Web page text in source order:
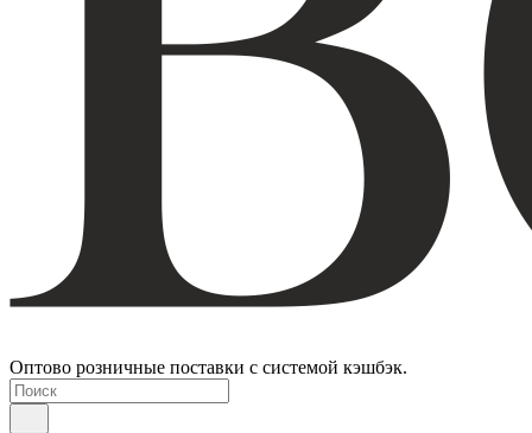
Оптово розничные поставки с системой кэшбэк.